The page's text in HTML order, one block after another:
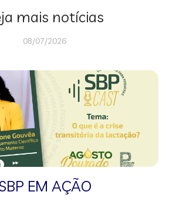
mais notícias
08/07/2026
EM AÇÃO